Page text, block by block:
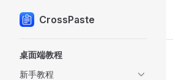
Skip to content
CrossPaste
桌面端教程
新手教程